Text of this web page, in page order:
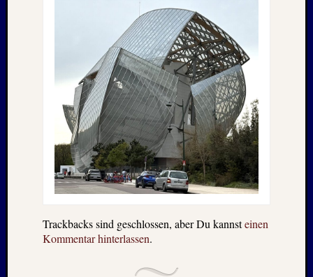
Trackbacks sind geschlossen, aber Du kannsteinen
Kommentar hinterlassen.